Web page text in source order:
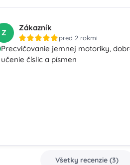
Z
Zákazník
pred 2 rokmi
Precvičovanie jemnej motoriky,
učenie číslic a písmen
Všetky recenzie(3)